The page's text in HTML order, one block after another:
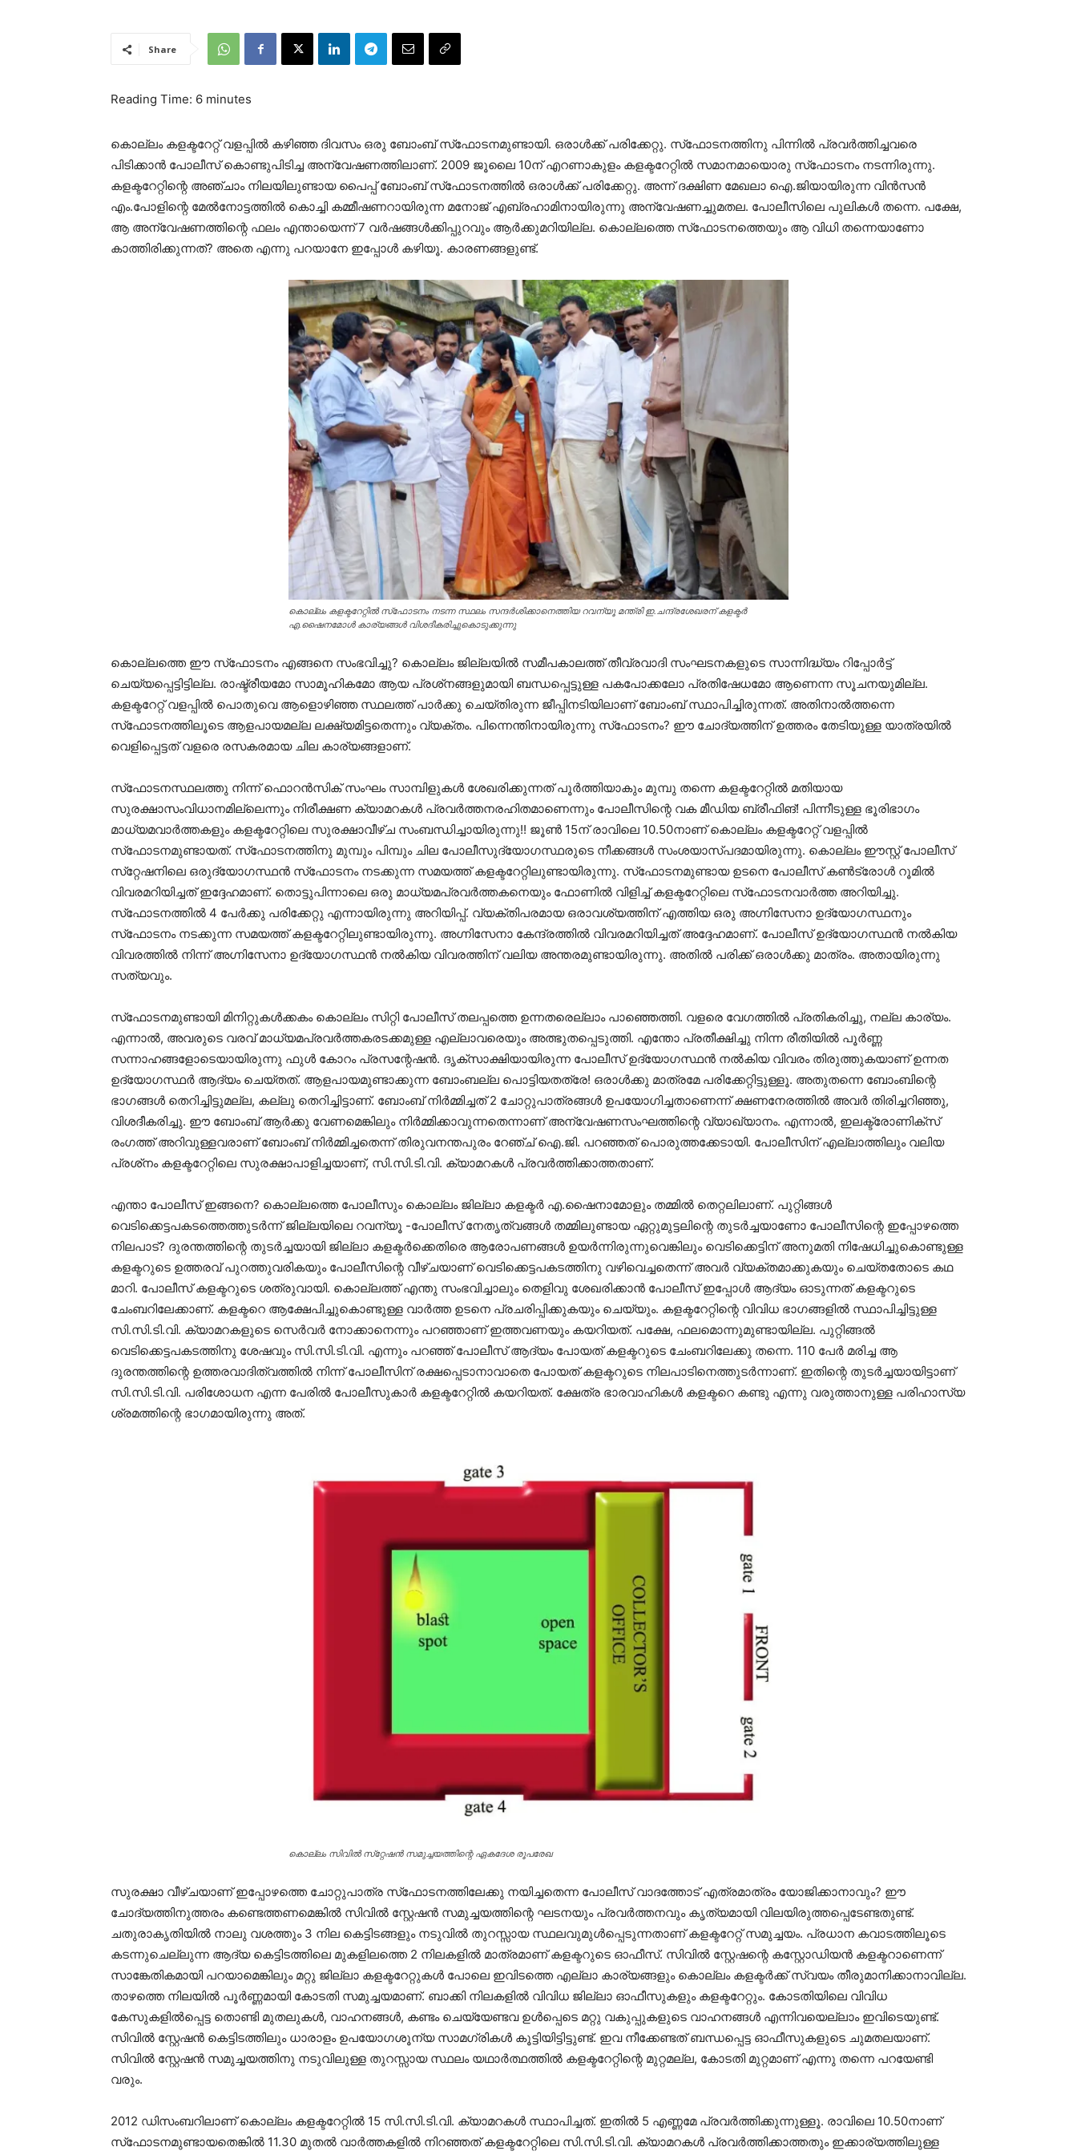
Share
Reading Time: 6 minutes
കൊല്ലം കളക്ടറേറ്റ് വളപ്പില്‍ കഴിഞ്ഞ ദിവസം ഒരു ബോംബ് സ്‌ഫോടനമുണ്ടായി. ഒരാള്‍ക്ക് പരിക്കേറ്റു. സ്‌ഫോടനത്തിനു പിന്നില്‍ പ്രവര്‍ത്തിച്ചവരെ
പിടിക്കാന്‍ പോലീസ് കൊണ്ടുപിടിച്ച അന്വേഷണത്തിലാണ്. 2009 ജൂലൈ 10ന് എറണാകുളം കളക്ടറേറ്റില്‍ സമാനമായൊരു സ്‌ഫോടനം നടന്നിരുന്നു.
കളക്ടറേറ്റിന്റെ അഞ്ചാം നിലയിലുണ്ടായ പൈപ്പ് ബോംബ് സ്‌ഫോടനത്തില്‍ ഒരാള്‍ക്ക് പരിക്കേറ്റു. അന്ന് ദക്ഷിണ മേഖലാ ഐ.ജിയായിരുന്ന വിന്‍സന്‍
എം.പോളിന്റെ മേല്‍നോട്ടത്തില്‍ കൊച്ചി കമ്മീഷണറായിരുന്ന മനോജ് എബ്രഹാമിനായിരുന്നു അന്വേഷണച്ചുമതല. പോലീസിലെ പുലികള്‍ തന്നെ. പക്ഷേ,
ആ അന്വേഷണത്തിന്റെ ഫലം എന്തായെന്ന് 7 വര്‍ഷങ്ങള്‍ക്കിപ്പുറവും ആര്‍ക്കുമറിയില്ല. കൊല്ലത്തെ സ്‌ഫോടനത്തെയും ആ വിധി തന്നെയാണോ
കാത്തിരിക്കുന്നത്? അതെ എന്നു പറയാനേ ഇപ്പോള്‍ കഴിയൂ. കാരണങ്ങളുണ്ട്.
കൊല്ലം കളക്ടറേറ്റില്‍ സ്‌ഫോടനം നടന്ന സ്ഥലം സന്ദര്‍ശിക്കാനെത്തിയ റവന്യൂ മന്ത്രി ഇ.ചന്ദ്രശേഖരന് കളക്ടര്‍
എ.ഷൈനമോള്‍ കാര്യങ്ങള്‍ വിശദീകരിച്ചുകൊടുക്കുന്നു
കൊല്ലത്തെ ഈ സ്‌ഫോടനം എങ്ങനെ സംഭവിച്ചു? കൊല്ലം ജില്ലയില്‍ സമീപകാലത്ത് തീവ്രവാദി സംഘടനകളുടെ സാന്നിദ്ധ്യം റിപ്പോര്‍ട്ട്
ചെയ്യപ്പെട്ടിട്ടില്ല. രാഷ്ട്രീയമോ സാമൂഹികമോ ആയ പ്രശ്‌നങ്ങളുമായി ബന്ധപ്പെട്ടുള്ള പകപോക്കലോ പ്രതിഷേധമോ ആണെന്ന സൂചനയുമില്ല.
കളക്ടറേറ്റ് വളപ്പില്‍ പൊതുവെ ആളൊഴിഞ്ഞ സ്ഥലത്ത് പാര്‍ക്കു ചെയ്തിരുന്ന ജീപ്പിനടിയിലാണ് ബോംബ് സ്ഥാപിച്ചിരുന്നത്. അതിനാല്‍ത്തന്നെ
സ്‌ഫോടനത്തിലൂടെ ആളപായമല്ല ലക്ഷ്യമിട്ടതെന്നും വ്യക്തം. പിന്നെന്തിനായിരുന്നു സ്‌ഫോടനം? ഈ ചോദ്യത്തിന് ഉത്തരം തേടിയുള്ള യാത്രയില്‍
വെളിപ്പെട്ടത് വളരെ രസകരമായ ചില കാര്യങ്ങളാണ്.
സ്‌ഫോടനസ്ഥലത്തു നിന്ന് ഫൊറന്‍സിക് സംഘം സാമ്പിളുകള്‍ ശേഖരിക്കുന്നത് പൂര്‍ത്തിയാകും മുമ്പു തന്നെ കളക്ടറേറ്റില്‍ മതിയായ
സുരക്ഷാസംവിധാനമില്ലെന്നും നിരീക്ഷണ ക്യാമറകള്‍ പ്രവര്‍ത്തനരഹിതമാണെന്നും പോലീസിന്റെ വക മീഡിയ ബ്രീഫിങ്! പിന്നീടുള്ള ഭൂരിഭാഗം
മാധ്യമവാര്‍ത്തകളും കളക്ടറേറ്റിലെ സുരക്ഷാവീഴ്ച സംബന്ധിച്ചായിരുന്നു!! ജൂണ്‍ 15ന് രാവിലെ 10.50നാണ് കൊല്ലം കളക്ടറേറ്റ് വളപ്പില്‍
സ്‌ഫോടനമുണ്ടായത്. സ്‌ഫോടനത്തിനു മുമ്പും പിമ്പും ചില പോലീസുദ്യോഗസ്ഥരുടെ നീക്കങ്ങള്‍ സംശയാസ്പദമായിരുന്നു. കൊല്ലം ഈസ്റ്റ് പോലീസ്
സ്‌റ്റേഷനിലെ ഒരുദ്യോഗസ്ഥന്‍ സ്‌ഫോടനം നടക്കുന്ന സമയത്ത് കളക്ടറേറ്റിലുണ്ടായിരുന്നു. സ്‌ഫോടനമുണ്ടായ ഉടനെ പോലീസ് കണ്‍ട്രോള്‍ റൂമില്‍
വിവരമറിയിച്ചത് ഇദ്ദേഹമാണ്. തൊട്ടുപിന്നാലെ ഒരു മാധ്യമപ്രവര്‍ത്തകനെയും ഫോണില്‍ വിളിച്ച് കളക്ടറേറ്റിലെ സ്‌ഫോടനവാര്‍ത്ത അറിയിച്ചു.
സ്‌ഫോടനത്തില്‍ 4 പേര്‍ക്കു പരിക്കേറ്റു എന്നായിരുന്നു അറിയിപ്പ്. വ്യക്തിപരമായ ഒരാവശ്യത്തിന് എത്തിയ ഒരു അഗ്നിസേനാ ഉദ്യോഗസ്ഥനും
സ്‌ഫോടനം നടക്കുന്ന സമയത്ത് കളക്ടറേറ്റിലുണ്ടായിരുന്നു. അഗ്നിസേനാ കേന്ദ്രത്തില്‍ വിവരമറിയിച്ചത് അദ്ദേഹമാണ്. പോലീസ് ഉദ്യോഗസ്ഥന്‍ നല്‍കിയ
വിവരത്തില്‍ നിന്ന് അഗ്നിസേനാ ഉദ്യോഗസ്ഥന്‍ നല്‍കിയ വിവരത്തിന് വലിയ അന്തരമുണ്ടായിരുന്നു. അതില്‍ പരിക്ക് ഒരാള്‍ക്കു മാത്രം. അതായിരുന്നു
സത്യവും.
സ്‌ഫോടനമുണ്ടായി മിനിറ്റുകള്‍ക്കകം കൊല്ലം സിറ്റി പോലീസ് തലപ്പത്തെ ഉന്നതരെല്ലാം പാഞ്ഞെത്തി. വളരെ വേഗത്തില്‍ പ്രതികരിച്ചു, നല്ല കാര്യം.
എന്നാല്‍, അവരുടെ വരവ് മാധ്യമപ്രവര്‍ത്തകരടക്കമുള്ള എല്ലാവരെയും അത്ഭുതപ്പെടുത്തി. എന്തോ പ്രതീക്ഷിച്ചു നിന്ന രീതിയില്‍ പൂര്‍ണ്ണ
സന്നാഹങ്ങളോടെയായിരുന്നു ഫുള്‍ കോറം പ്രസന്റേഷന്‍. ദൃക്‌സാക്ഷിയായിരുന്ന പോലീസ് ഉദ്യോഗസ്ഥന്‍ നല്‍കിയ വിവരം തിരുത്തുകയാണ് ഉന്നത
ഉദ്യോഗസ്ഥര്‍ ആദ്യം ചെയ്തത്. ആളപായമുണ്ടാക്കുന്ന ബോംബല്ല പൊട്ടിയതത്രേ! ഒരാള്‍ക്കു മാത്രമേ പരിക്കേറ്റിട്ടുള്ളൂ. അതുതന്നെ ബോംബിന്റെ
ഭാഗങ്ങള്‍ തെറിച്ചിട്ടുമല്ല, കല്ലു തെറിച്ചിട്ടാണ്. ബോംബ് നിര്‍മ്മിച്ചത് 2 ചോറ്റുപാത്രങ്ങള്‍ ഉപയോഗിച്ചതാണെന്ന് ക്ഷണനേരത്തില്‍ അവര്‍ തിരിച്ചറിഞ്ഞു,
വിശദീകരിച്ചു. ഈ ബോംബ് ആര്‍ക്കു വേണമെങ്കിലും നിര്‍മ്മിക്കാവുന്നതെന്നാണ് അന്വേഷണസംഘത്തിന്റെ വ്യാഖ്യാനം. എന്നാല്‍, ഇലക്ട്രോണിക്‌സ്
രംഗത്ത് അറിവുള്ളവരാണ് ബോംബ് നിര്‍മ്മിച്ചതെന്ന് തിരുവനന്തപുരം റേഞ്ച് ഐ.ജി. പറഞ്ഞത് പൊരുത്തക്കേടായി. പോലീസിന് എല്ലാത്തിലും വലിയ
പ്രശ്‌നം കളക്ടറേറ്റിലെ സുരക്ഷാപാളിച്ചയാണ്, സി.സി.ടി.വി. ക്യാമറകള്‍ പ്രവര്‍ത്തിക്കാത്തതാണ്.
എന്താ പോലീസ് ഇങ്ങനെ? കൊല്ലത്തെ പോലീസും കൊല്ലം ജില്ലാ കളക്ടര്‍ എ.ഷൈനാമോളും തമ്മില്‍ തെറ്റലിലാണ്. പുറ്റിങ്ങള്‍
വെടിക്കെട്ടപകടത്തെത്തുടര്‍ന്ന് ജില്ലയിലെ റവന്യൂ -പോലീസ് നേതൃത്വങ്ങള്‍ തമ്മിലുണ്ടായ ഏറ്റുമുട്ടലിന്റെ തുടര്‍ച്ചയാണോ പോലീസിന്റെ ഇപ്പോഴത്തെ
നിലപാട്? ദുരന്തത്തിന്റെ തുടര്‍ച്ചയായി ജില്ലാ കളക്ടര്‍ക്കെതിരെ ആരോപണങ്ങള്‍ ഉയര്‍ന്നിരുന്നുവെങ്കിലും വെടിക്കെട്ടിന് അനുമതി നിഷേധിച്ചുകൊണ്ടുള്ള
കളക്ടറുടെ ഉത്തരവ് പുറത്തുവരികയും പോലീസിന്റെ വീഴ്ചയാണ് വെടിക്കെട്ടപകടത്തിനു വഴിവെച്ചതെന്ന് അവര്‍ വ്യക്തമാക്കുകയും ചെയ്തതോടെ കഥ
മാറി. പോലീസ് കളക്ടറുടെ ശത്രുവായി. കൊല്ലത്ത് എന്തു സംഭവിച്ചാലും തെളിവു ശേഖരിക്കാന്‍ പോലീസ് ഇപ്പോള്‍ ആദ്യം ഓടുന്നത് കളക്ടറുടെ
ചേംബറിലേക്കാണ്. കളക്ടറെ ആക്ഷേപിച്ചുകൊണ്ടുള്ള വാര്‍ത്ത ഉടനെ പ്രചരിപ്പിക്കുകയും ചെയ്യും. കളക്ടറേറ്റിന്റെ വിവിധ ഭാഗങ്ങളില്‍ സ്ഥാപിച്ചിട്ടുള്ള
സി.സി.ടി.വി. ക്യാമറകളുടെ സെര്‍വര്‍ നോക്കാനെന്നും പറഞ്ഞാണ് ഇത്തവണയും കയറിയത്. പക്ഷേ, ഫലമൊന്നുമുണ്ടായില്ല. പുറ്റിങ്ങല്‍
വെടിക്കെട്ടപകടത്തിനു ശേഷവും സി.സി.ടി.വി. എന്നും പറഞ്ഞ് പോലീസ് ആദ്യം പോയത് കളക്ടറുടെ ചേംബറിലേക്കു തന്നെ. 110 പേര്‍ മരിച്ച ആ
ദുരന്തത്തിന്റെ ഉത്തരവാദിത്വത്തില്‍ നിന്ന് പോലീസിന് രക്ഷപ്പെടാനാവാതെ പോയത് കളക്ടറുടെ നിലപാടിനെത്തുടര്‍ന്നാണ്. ഇതിന്റെ തുടര്‍ച്ചയായിട്ടാണ്
സി.സി.ടി.വി. പരിശോധന എന്ന പേരില്‍ പോലീസുകാര്‍ കളക്ടറേറ്റില്‍ കയറിയത്. ക്ഷേത്ര ഭാരവാഹികള്‍ കളക്ടറെ കണ്ടു എന്നു വരുത്താനുള്ള പരിഹാസ്യ
ശ്രമത്തിന്റെ ഭാഗമായിരുന്നു അത്.
കൊല്ലം സിവില്‍ സ്‌റ്റേഷന്‍ സമുച്ചയത്തിന്റെ ഏകദേശ രൂപരേഖ
സുരക്ഷാ വീഴ്ചയാണ് ഇപ്പോഴത്തെ ചോറ്റുപാത്ര സ്‌ഫോടനത്തിലേക്കു നയിച്ചതെന്ന പോലീസ് വാദത്തോട് എത്രമാത്രം യോജിക്കാനാവും? ഈ
ചോദ്യത്തിനുത്തരം കണ്ടെത്തണമെങ്കില്‍ സിവില്‍ സ്റ്റേഷന്‍ സമുച്ചയത്തിന്റെ ഘടനയും പ്രവര്‍ത്തനവും കൃത്യമായി വിലയിരുത്തപ്പെടേണ്ടതുണ്ട്.
ചതുരാകൃതിയില്‍ നാലു വശത്തും 3 നില കെട്ടിടങ്ങളും നടുവില്‍ തുറസ്സായ സ്ഥലവുമുള്‍പ്പെടുന്നതാണ് കളക്ടറേറ്റ് സമുച്ചയം. പ്രധാന കവാടത്തിലൂടെ
കടന്നുചെല്ലുന്ന ആദ്യ കെട്ടിടത്തിലെ മുകളിലത്തെ 2 നിലകളില്‍ മാത്രമാണ് കളക്ടറുടെ ഓഫീസ്. സിവില്‍ സ്റ്റേഷന്റെ കസ്റ്റോഡിയന്‍ കളക്ടറാണെന്ന്
സാങ്കേതികമായി പറയാമെങ്കിലും മറ്റു ജില്ലാ കളക്ടറേറ്റുകള്‍ പോലെ ഇവിടത്തെ എല്ലാ കാര്യങ്ങളും കൊല്ലം കളക്ടര്‍ക്ക് സ്വയം തീരുമാനിക്കാനാവില്ല.
താഴത്തെ നിലയില്‍ പൂര്‍ണ്ണമായി കോടതി സമുച്ചയമാണ്. ബാക്കി നിലകളില്‍ വിവിധ ജില്ലാ ഓഫീസുകളും കളക്ടറേറ്റും. കോടതിയിലെ വിവിധ
കേസുകളില്‍പ്പെട്ട തൊണ്ടി മുതലുകള്‍, വാഹനങ്ങള്‍, കണ്ടം ചെയ്യേണ്ടവ ഉള്‍പ്പെടെ മറ്റു വകുപ്പുകളുടെ വാഹനങ്ങള്‍ എന്നിവയെല്ലാം ഇവിടെയുണ്ട്.
സിവില്‍ സ്റ്റേഷന്‍ കെട്ടിടത്തിലും ധാരാളം ഉപയോഗശൂന്യ സാമഗ്രികള്‍ കൂട്ടിയിട്ടിട്ടുണ്ട്. ഇവ നീക്കേണ്ടത് ബന്ധപ്പെട്ട ഓഫീസുകളുടെ ചുമതലയാണ്.
സിവില്‍ സ്റ്റേഷന്‍ സമുച്ചയത്തിനു നടുവിലുള്ള തുറസ്സായ സ്ഥലം യഥാര്‍ത്ഥത്തില്‍ കളക്ടറേറ്റിന്റെ മുറ്റമല്ല, കോടതി മുറ്റമാണ് എന്നു തന്നെ പറയേണ്ടി
വരും.
2012 ഡിസംബറിലാണ് കൊല്ലം കളക്ടറേറ്റില്‍ 15 സി.സി.ടി.വി. ക്യാമറകള്‍ സ്ഥാപിച്ചത്. ഇതില്‍ 5 എണ്ണമേ പ്രവര്‍ത്തിക്കുന്നുള്ളൂ. രാവിലെ 10.50നാണ്
സ്‌ഫോടനമുണ്ടായതെങ്കില്‍ 11.30 മുതല്‍ വാര്‍ത്തകളില്‍ നിറഞ്ഞത് കളക്ടറേറ്റിലെ സി.സി.ടി.വി. ക്യാമറകള്‍ പ്രവര്‍ത്തിക്കാത്തതും ഇക്കാര്യത്തിലുള്ള